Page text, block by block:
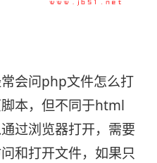
会问php文件怎么打
本，但不同于html
过浏览器打开，需要
和打开文件，如果只